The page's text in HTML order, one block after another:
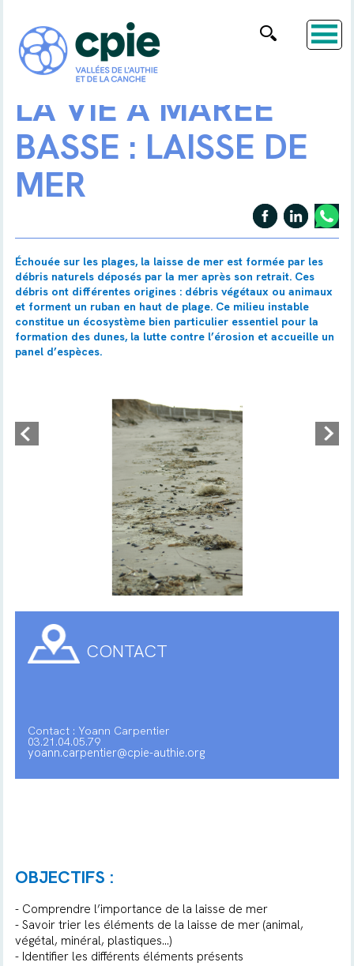
LA VIE À MARÉE
BASSE : LAISSE DE
MER
Échouée sur les plages, la laisse de mer est formée par les
débris naturels déposés par la mer après son retrait. Ces
débris ont différentes origines : débris végétaux ou animaux
et forment un ruban en haut de plage. Ce milieu instable
constitue un écosystème bien particulier essentiel pour la
formation des dunes, la lutte contre l’érosion et accueille un
panel d’espèces.
CONTACT
Contact : Yoann Carpentier
03.21.04.05.79
yoann.carpentier@cpie-authie.org
OBJECTIFS :
- Comprendre l’importance de la laisse de mer
- Savoir trier les éléments de la laisse de mer (animal,
végétal, minéral, plastiques...)
- Identifier les différents éléments présents